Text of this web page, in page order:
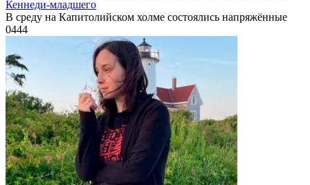
Кеннеди-младшего
В среду на Капитолийском холме состоялись напряжённые
0444